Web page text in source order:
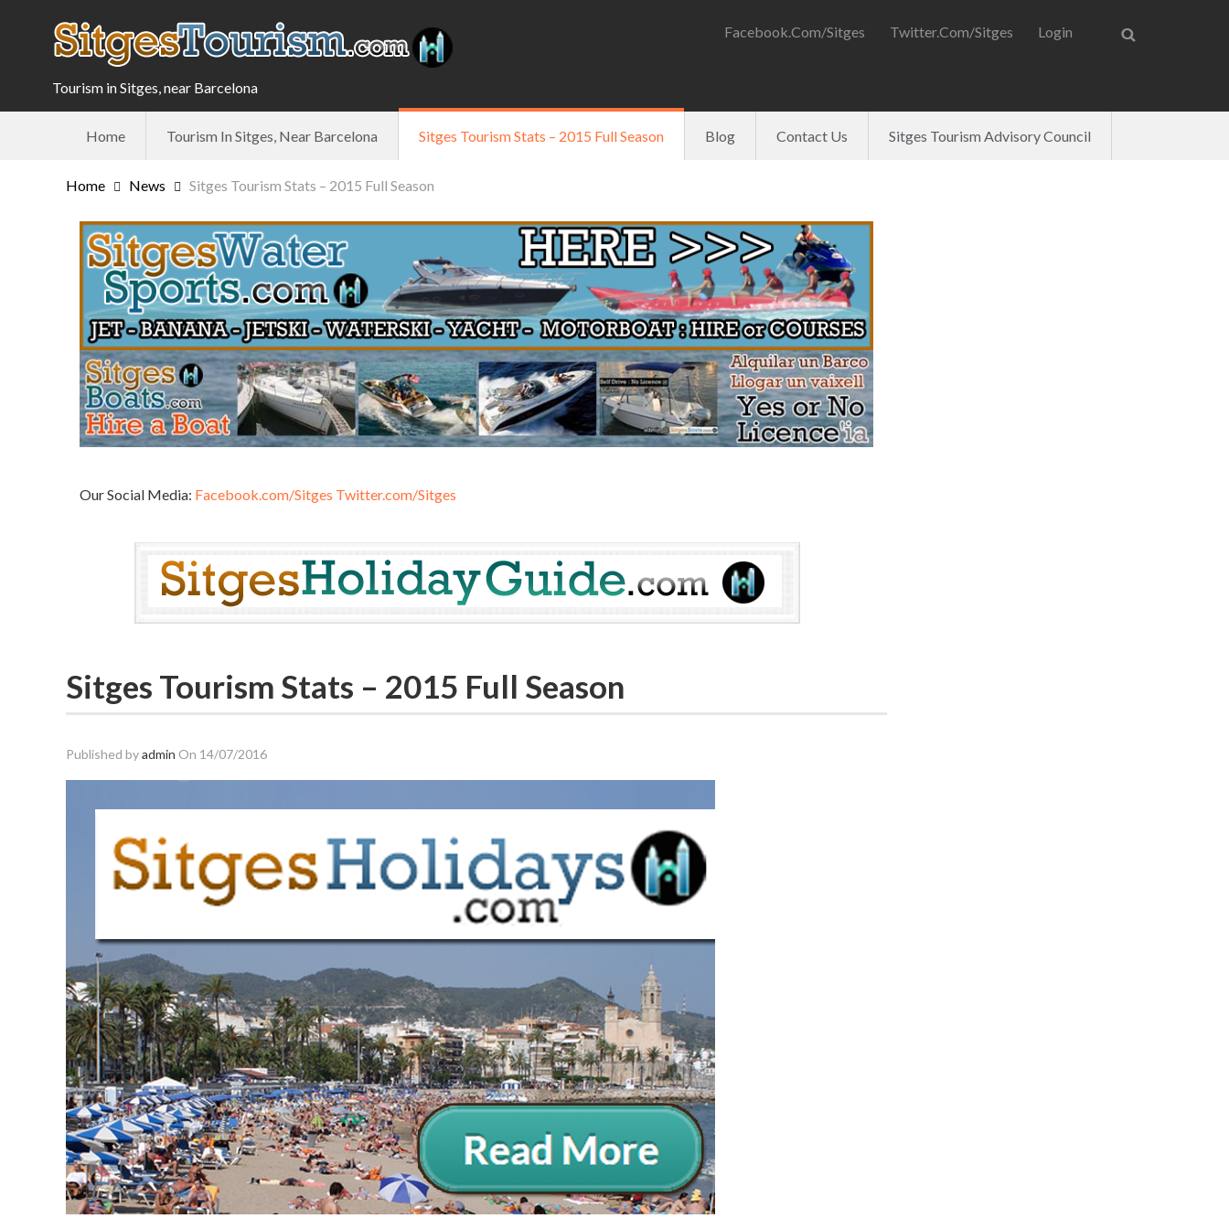
Tourism in Sitges, near Barcelona
Facebook.com/Sitges Twitter.com/Sitges Login
Home Tourism In Sitges, Near Barcelona Sitges Tourism Stats – 2015 Full Season Blog Contact Us Sitges Tourism Advisory Council
Home News Sitges Tourism Stats – 2015 Full Season
Our Social Media: Facebook.com/Sitges Twitter.com/Sitges
Sitges Tourism Stats – 2015 Full Season
Published byadmin On 14/07/2016